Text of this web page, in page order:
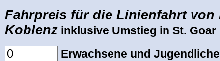
Fahrpreis für die Linienfahrt von
Koblenz inklusive Umstieg in St. Goar
Erwachsene und